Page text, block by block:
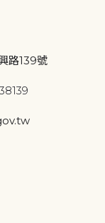
路139號